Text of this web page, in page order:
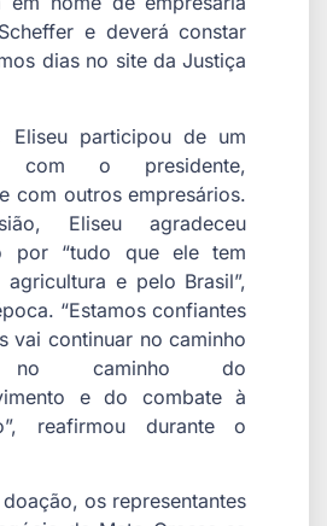
e deverá constar
dias no site da Justiça
Eliseu participou de um
com o presidente,
com outros empresários.
Eliseu agradeceu
por “tudo que ele tem
e pelo Brasil”,
“Estamos confiantes
vai continuar no caminho
no caminho do
e do combate à
reafirmou durante o
os representantes